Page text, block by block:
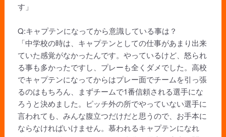
す」
Q:キャプテンになってから意識している事は？
「中学校の時は、キャプテンとしての仕事があまり出来
ていた感覚がなかったんです。やっているけど、怒られ
る事も多かったですし、プレーも全くダメでした。高校
でキャプテンになってからはプレー面でチームを引っ張
るのはもちろん、まずチームで1番信頼される選手にな
ろうと決めました。ピッチ外の所でやっていない選手に
言われても、みんな腹立つだけだと思うので、お手本に
ならなければいけません。慕われるキャプテンになれ